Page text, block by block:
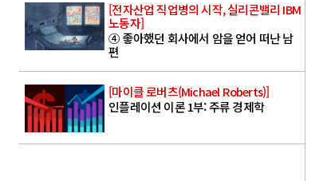
[전자산업 직업병의 시작, 실리콘밸리 IBM
노동자]
④ 좋아했던 회사에서 암을 얻어 떠난 남
편
[마이클 로버츠(Michael Roberts)]
인플레이션 이론 1부: 주류 경제학